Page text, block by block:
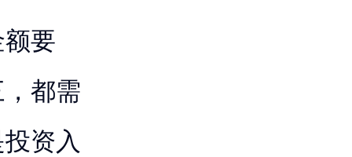
要
都需
资入